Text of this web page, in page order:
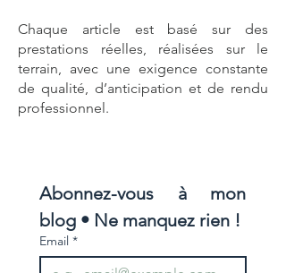
Chaque article est basé sur des
prestations réelles, réalisées sur le
terrain, avec une exigence constante
de qualité, d’anticipation et de rendu
professionnel.
Abonnez-vous à mon
blog • Ne manquez rien !
Email *